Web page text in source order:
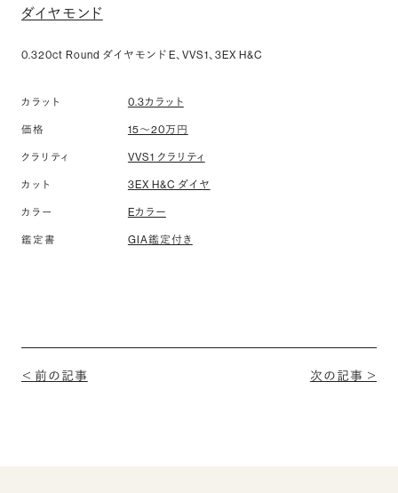
ダイヤモンド
0.320ct Round ダイヤモンド E、VVS1、3EX H&C
カラット 0.3カラット
価格 15〜20万円
クラリティ VVS1 クラリティ
カット 3EX H&C ダイヤ
カラー Eカラー
鑑定書 GIA鑑定付き
＜ 前の記事 次の記事 ＞